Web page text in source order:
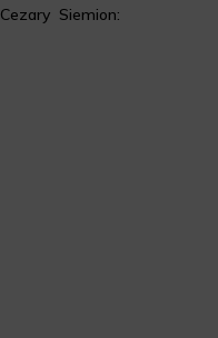
Siemion: